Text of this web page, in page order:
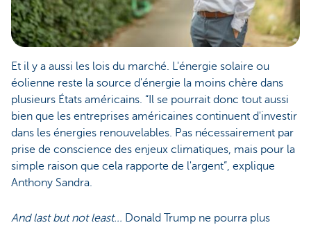
Et il y a aussi les lois du marché. L'énergie solaire ou
éolienne reste la source d'énergie la moins chère dans
plusieurs États américains. “Il se pourrait donc tout aussi
bien que les entreprises américaines continuent d'investir
dans les énergies renouvelables. Pas nécessairement par
prise de conscience des enjeux climatiques, mais pour la
simple raison que cela rapporte de l'argent”, explique
Anthony Sandra.
And last but not least... Donald Trump ne pourra plus